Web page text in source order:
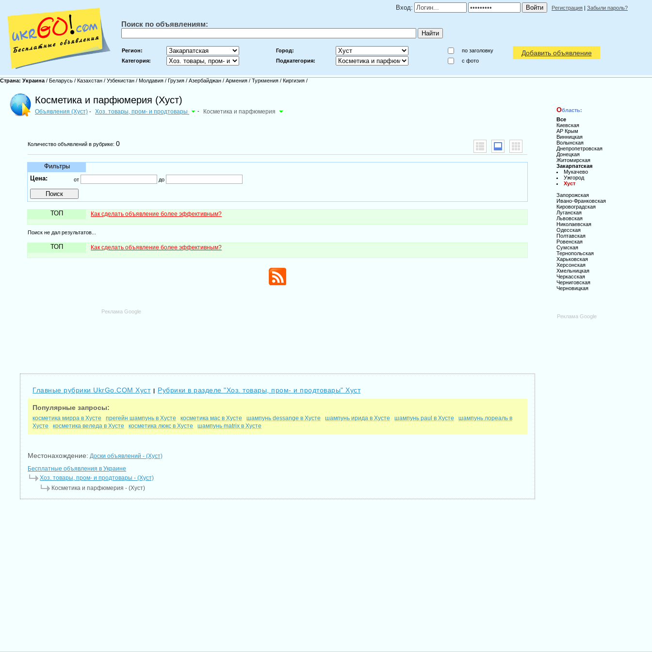
Вход: Регистрация | Забыли пароль?
Поиск по объявлениям:
Регион: Город:
по заголовку
Категория:
Подкатегория: c фото
Добавить объявление
Страна: Украина / Беларусь / Казахстан / Узбекистан / Молдавия / Грузия / Азербайджан / Армения / Туркмения / Киргизия /
Косметика и парфюмерия (Хуст)
Объявления (Хуст) - Хоз. товары, пром- и продтовары - Косметика и парфюмерия
Количество объявлений в рубрике:0
Фильтры
Цена:
от до
ТОП Как сделать объявление более эффективным?
Поиск не дал результатов...
ТОП Как сделать объявление более эффективным?
Реклама Google
Главные рубрики UkrGo.COM Хуст | Рубрики в разделе "Хоз. товары, пром- и продтовары" Хуст
Популярные запросы:
косметика мирра в Хусте прегейн шампунь в Хусте косметика мас в Хусте шампунь dessange в Хусте шампунь ирида в Хусте шампунь paul в Хусте
шампунь лореаль в
Хусте
косметика веледа в Хусте косметика люкс в Хусте шампунь matrix в Хусте
Местонахождение: Доски объявлений - (Хуст)
Бесплатные объявления в Украине
Хоз. товары, пром- и продтовары - (Хуст)
Косметика и парфюмерия - (Хуст)
Область:
Все
Киевская
АР Крым
Винницкая
Волынская
Днепропетровская
Донецкая
Житомирская
Закарпатская
Мукачево
Ужгород
Хуст
Запорожская
Ивано-Франковская
Кировоградская
Луганская
Львовская
Николаевская
Одесская
Полтавская
Ровенская
Сумская
Тернопольская
Харьковская
Херсонская
Хмельницкая
Черкасская
Черниговская
Черновицкая
Реклама Google